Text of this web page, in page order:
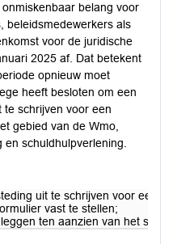
belang voor
beleidsmedewerkers als
voor de juridische
2025 af. Dat betekent
opnieuw moet
heeft besloten om een
te schrijven voor een
gebied van de Wmo,
schuldhulpverlening.
uit te schrijven voor een
vast te stellen;
ten aanzien van het